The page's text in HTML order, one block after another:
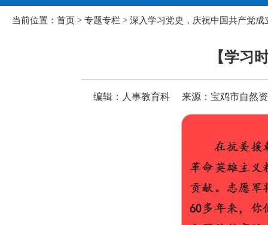
当前位置： 首页 > 专题专栏 > 深入学习党史，庆祝中国共产党成
【学习
编辑：人事教育科 来源：宝鸡市自然